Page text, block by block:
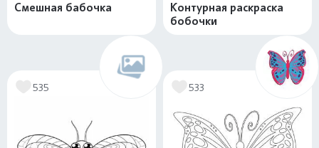
Смешная бабочка
Контурная раскраска
бобочки
535 533